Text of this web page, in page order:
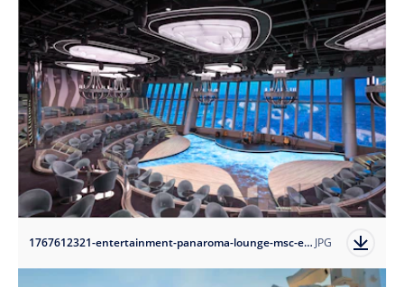
1767612321-entertainment-panaroma-lounge-msc-europa?auto=format JPG